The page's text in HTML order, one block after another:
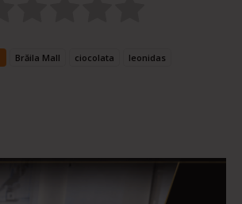
Brăila Mall ciocolata leonidas